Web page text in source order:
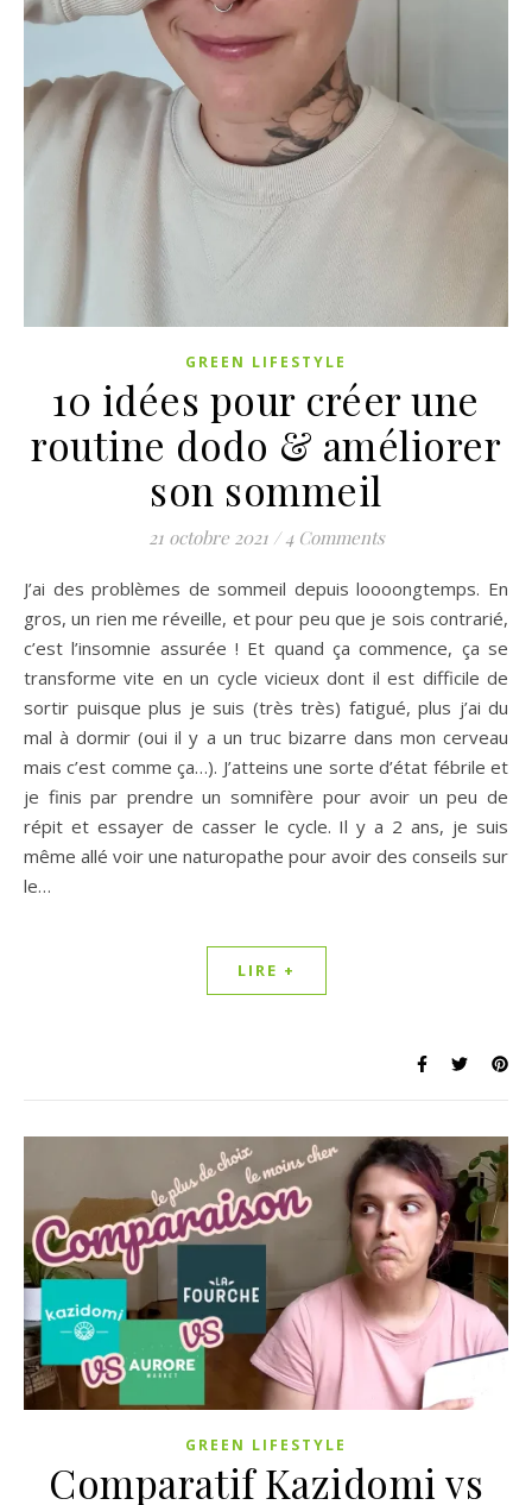
GREEN LIFESTYLE
10 idées pour créer une
routine dodo & améliorer
son sommeil
21 octobre 2021 / 4 Comments
J’ai des problèmes de sommeil depuis loooongtemps. En
gros, un rien me réveille, et pour peu que je sois contrarié,
c’est l’insomnie assurée ! Et quand ça commence, ça se
transforme vite en un cycle vicieux dont il est difficile de
sortir puisque plus je suis (très très) fatigué, plus j’ai du
mal à dormir (oui il y a un truc bizarre dans mon cerveau
mais c’est comme ça…). J’atteins une sorte d’état fébrile et
je finis par prendre un somnifère pour avoir un peu de
répit et essayer de casser le cycle. Il y a 2 ans, je suis
même allé voir une naturopathe pour avoir des conseils sur
le…
LIRE +
GREEN LIFESTYLE
Comparatif Kazidomi vs